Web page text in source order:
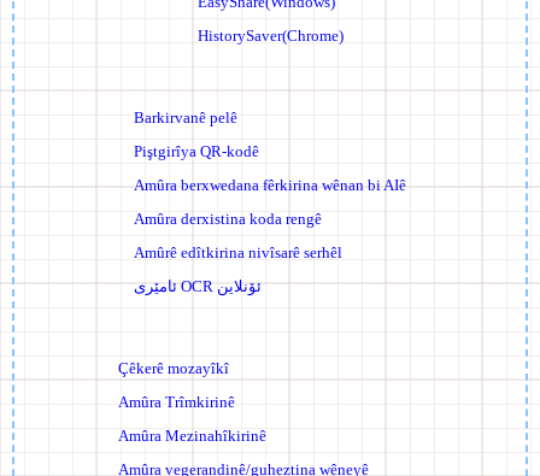
HistorySaver(Chrome)
Barkirvanê pelê
Piştgirîya QR-kodê
Amûra ber­xwedana fêrkirina wênan bi AIê
Amûra derxistina koda rengê
Amûrê edîtkirina nivîsarê serhêl
ئامێری OCR ئۆنلاین
Çêkerê mozayîkî
Amûra Trîmkirinê
Amûra Mezinahîkirinê
Amûra vegerandinê/guheztina wêneyê